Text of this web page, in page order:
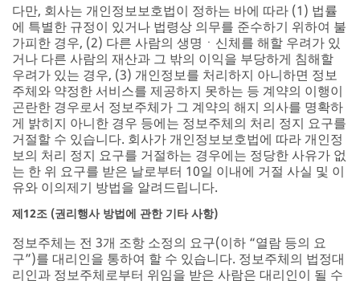
다만, 회사는 개인정보보호법이 정하는 바에 따라 (1) 법률
에 특별한 규정이 있거나 법령상 의무를 준수하기 위하여 불
가피한 경우, (2) 다른 사람의 생명ㆍ신체를 해할 우려가 있
거나 다른 사람의 재산과 그 밖의 이익을 부당하게 침해할
우려가 있는 경우, (3) 개인정보를 처리하지 아니하면 정보
주체와 약정한 서비스를 제공하지 못하는 등 계약의 이행이
곤란한 경우로서 정보주체가 그 계약의 해지 의사를 명확하
게 밝히지 아니한 경우 등에는 정보주체의 처리 정지 요구를
거절할 수 있습니다. 회사가 개인정보보호법에 따라 개인정
보의 처리 정지 요구를 거절하는 경우에는 정당한 사유가 없
는 한 위 요구를 받은 날로부터 10일 이내에 거절 사실 및 이
유와 이의제기 방법을 알려드립니다.
제12조 (권리행사 방법에 관한 기타 사항)
정보주체는 전 3개 조항 소정의 요구(이하 “열람 등의 요
구”)를 대리인을 통하여 할 수 있습니다. 정보주체의 법정대
리인과 정보주체로부터 위임을 받은 사람은 대리인이 될 수